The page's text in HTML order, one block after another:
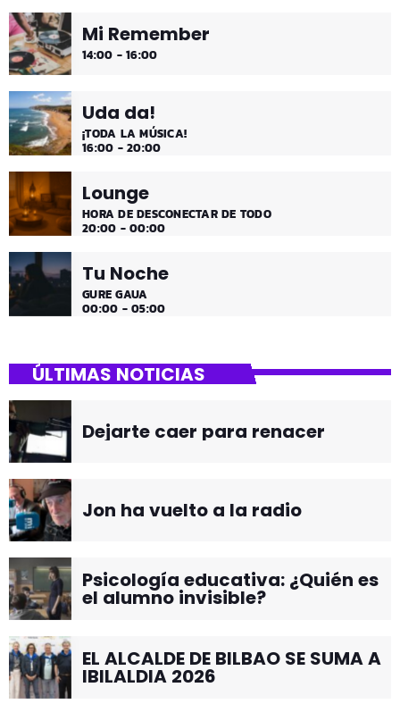
Mi Remember
14:00 - 16:00
Uda da!
¡TODA LA MÚSICA!
16:00 - 20:00
Lounge
HORA DE DESCONECTAR DE TODO
20:00 - 00:00
Tu Noche
GURE GAUA
00:00 - 05:00
ÚLTIMAS NOTICIAS
Dejarte caer para renacer
Jon ha vuelto a la radio
Psicología educativa: ¿Quién es
el alumno invisible?
EL ALCALDE DE BILBAO SE SUMA A
IBILALDIA 2026